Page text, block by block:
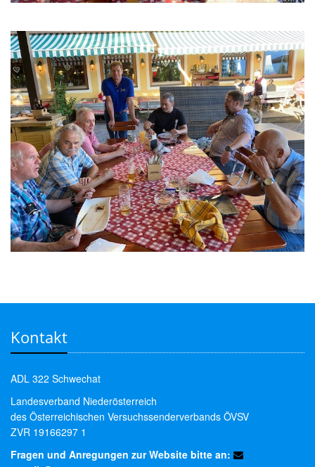
Kontakt
ADL 322 Schwechat
Landesverband Niederösterreich
des Österreichischen Versuchssenderverbands ÖVSV
ZVR 19166297 1
Fragen und Anregungen zur Website bitte an: